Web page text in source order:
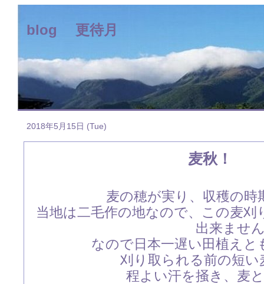
blog 更待月
2018年5月15日 (Tue)
麦秋！
麦の穂が実り、収穫の時
当地は二毛作の地なので、この麦
出来ませ
なので日本一遅い田植えと
刈り取られる前の短い
程よい汗を掻き、麦